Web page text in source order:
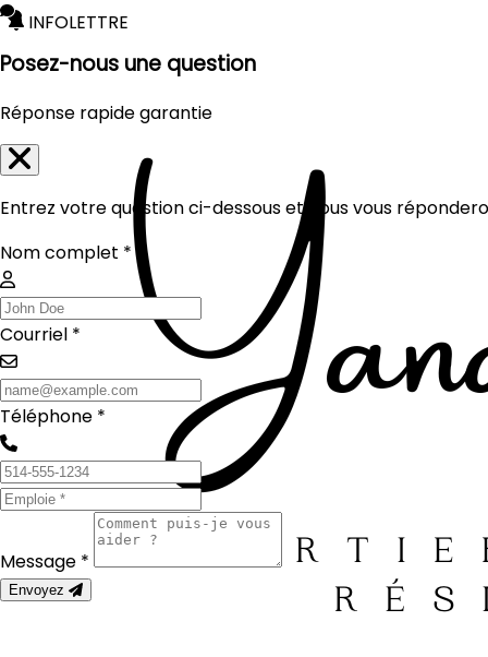
INFOLETTRE
Posez-nous une question
Réponse rapide garantie
Entrez votre question ci-dessous et nous vous
Nom complet *
Courriel *
Téléphone *
Message *
Envoyez